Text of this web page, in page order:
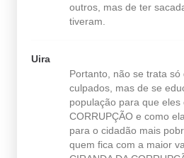
outros, mas de ter
tiveram.
Uira
Portanto, não se trata
culpados, mas de se
população para que eles
CORRUPÇÃO e como
para o cidadão mais
quem fica com a maior